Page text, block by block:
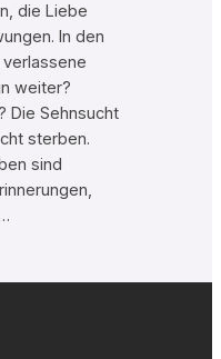
die Liebe
In den
weiter?
Die Sehnsucht
sterben.
sind